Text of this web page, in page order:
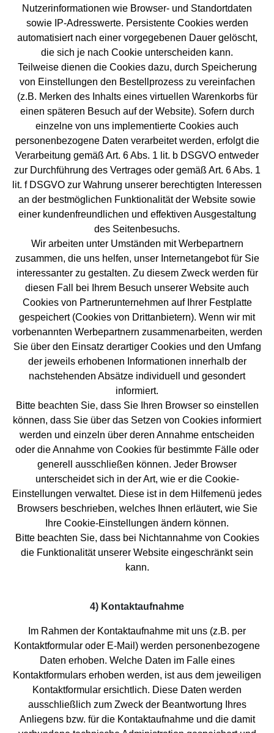
Nutzerinformationen wie Browser- und Standortdaten
sowie IP-Adresswerte. Persistente Cookies werden
automatisiert nach einer vorgegebenen Dauer gelöscht,
die sich je nach Cookie unterscheiden kann.
Teilweise dienen die Cookies dazu, durch Speicherung
von Einstellungen den Bestellprozess zu vereinfachen
(z.B. Merken des Inhalts eines virtuellen Warenkorbs für
einen späteren Besuch auf der Website). Sofern durch
einzelne von uns implementierte Cookies auch
personenbezogene Daten verarbeitet werden, erfolgt die
Verarbeitung gemäß Art. 6 Abs. 1 lit. b DSGVO entweder
zur Durchführung des Vertrages oder gemäß Art. 6 Abs. 1
lit. f DSGVO zur Wahrung unserer berechtigten Interessen
an der bestmöglichen Funktionalität der Website sowie
einer kundenfreundlichen und effektiven Ausgestaltung
des Seitenbesuchs.
Wir arbeiten unter Umständen mit Werbepartnern
zusammen, die uns helfen, unser Internetangebot für Sie
interessanter zu gestalten. Zu diesem Zweck werden für
diesen Fall bei Ihrem Besuch unserer Website auch
Cookies von Partnerunternehmen auf Ihrer Festplatte
gespeichert (Cookies von Drittanbietern). Wenn wir mit
vorbenannten Werbepartnern zusammenarbeiten, werden
Sie über den Einsatz derartiger Cookies und den Umfang
der jeweils erhobenen Informationen innerhalb der
nachstehenden Absätze individuell und gesondert
informiert.
Bitte beachten Sie, dass Sie Ihren Browser so einstellen
können, dass Sie über das Setzen von Cookies informiert
werden und einzeln über deren Annahme entscheiden
oder die Annahme von Cookies für bestimmte Fälle oder
generell ausschließen können. Jeder Browser
unterscheidet sich in der Art, wie er die Cookie-
Einstellungen verwaltet. Diese ist in dem Hilfemenü jedes
Browsers beschrieben, welches Ihnen erläutert, wie Sie
Ihre Cookie-Einstellungen ändern können.
Bitte beachten Sie, dass bei Nichtannahme von Cookies
die Funktionalität unserer Website eingeschränkt sein
kann.
4) Kontaktaufnahme
Im Rahmen der Kontaktaufnahme mit uns (z.B. per
Kontaktformular oder E-Mail) werden personenbezogene
Daten erhoben. Welche Daten im Falle eines
Kontaktformulars erhoben werden, ist aus dem jeweiligen
Kontaktformular ersichtlich. Diese Daten werden
ausschließlich zum Zweck der Beantwortung Ihres
Anliegens bzw. für die Kontaktaufnahme und die damit